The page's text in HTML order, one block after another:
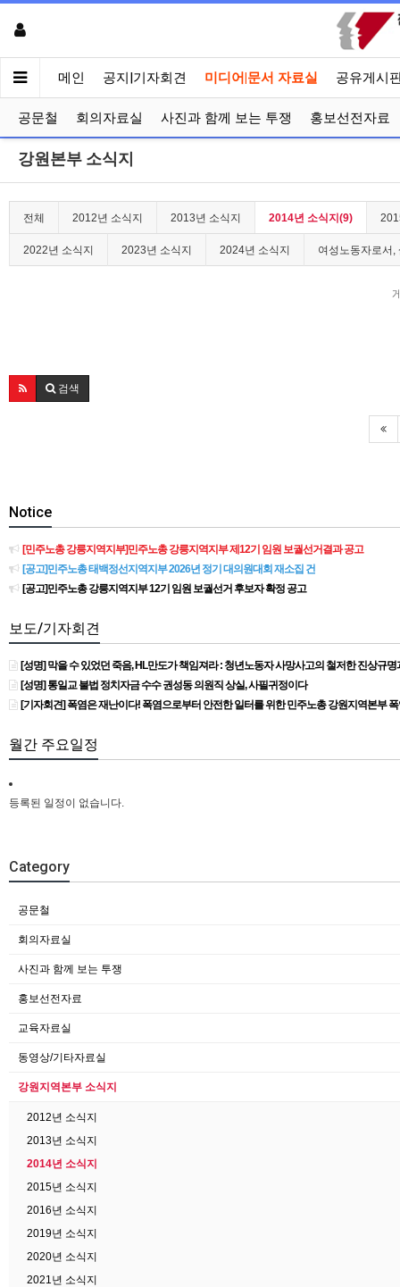
메인 공지|기자회견 미디어|문서 자료실 공유게시
공문철 회의자료실 사진과 함께 보는 투쟁 홍보선전자료
강원본부 소식지
전체 2012년 소식지 2013년 소식지 2014년 소식지(9)
2022년 소식지 2023년 소식지 2024년 소식지 여성노동자로서,
검색
Notice
[민주노총 강릉지역지부]민주노총 강릉지역지부 제12기 임원 보궐선거결과 공고
[공고]민주노총 태백정선지역지부 2026년 정기 대의원대회 재소집 건
[공고]민주노총 강릉지역지부 12기 임원 보궐선거 후보자 확정 공고
보도/기자회견
[성명] 막을 수 있었던 죽음, HL만도가 책임져라 : 청년노동자 사망사고의 철저한 진상규
[성명] 통일교 불법 정치자금 수수 권성동 의원직 상실, 사필귀정이다
[기자회견] 폭염은 재난이다! 폭염으로부터 안전한 일터를 위한 민주노총 강원지역본부
월간 주요일정
등록된 일정이 없습니다.
Category
공문철
회의자료실
사진과 함께 보는 투쟁
홍보선전자료
교육자료실
동영상/기타자료실
강원지역본부 소식지
2012년 소식지
2013년 소식지
2014년 소식지
2015년 소식지
2016년 소식지
2019년 소식지
2020년 소식지
2021년 소식지